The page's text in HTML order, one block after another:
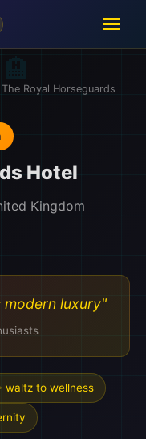
The Royal Horseguards
Hotel
Kingdom
modern luxury"
waltz to wellness